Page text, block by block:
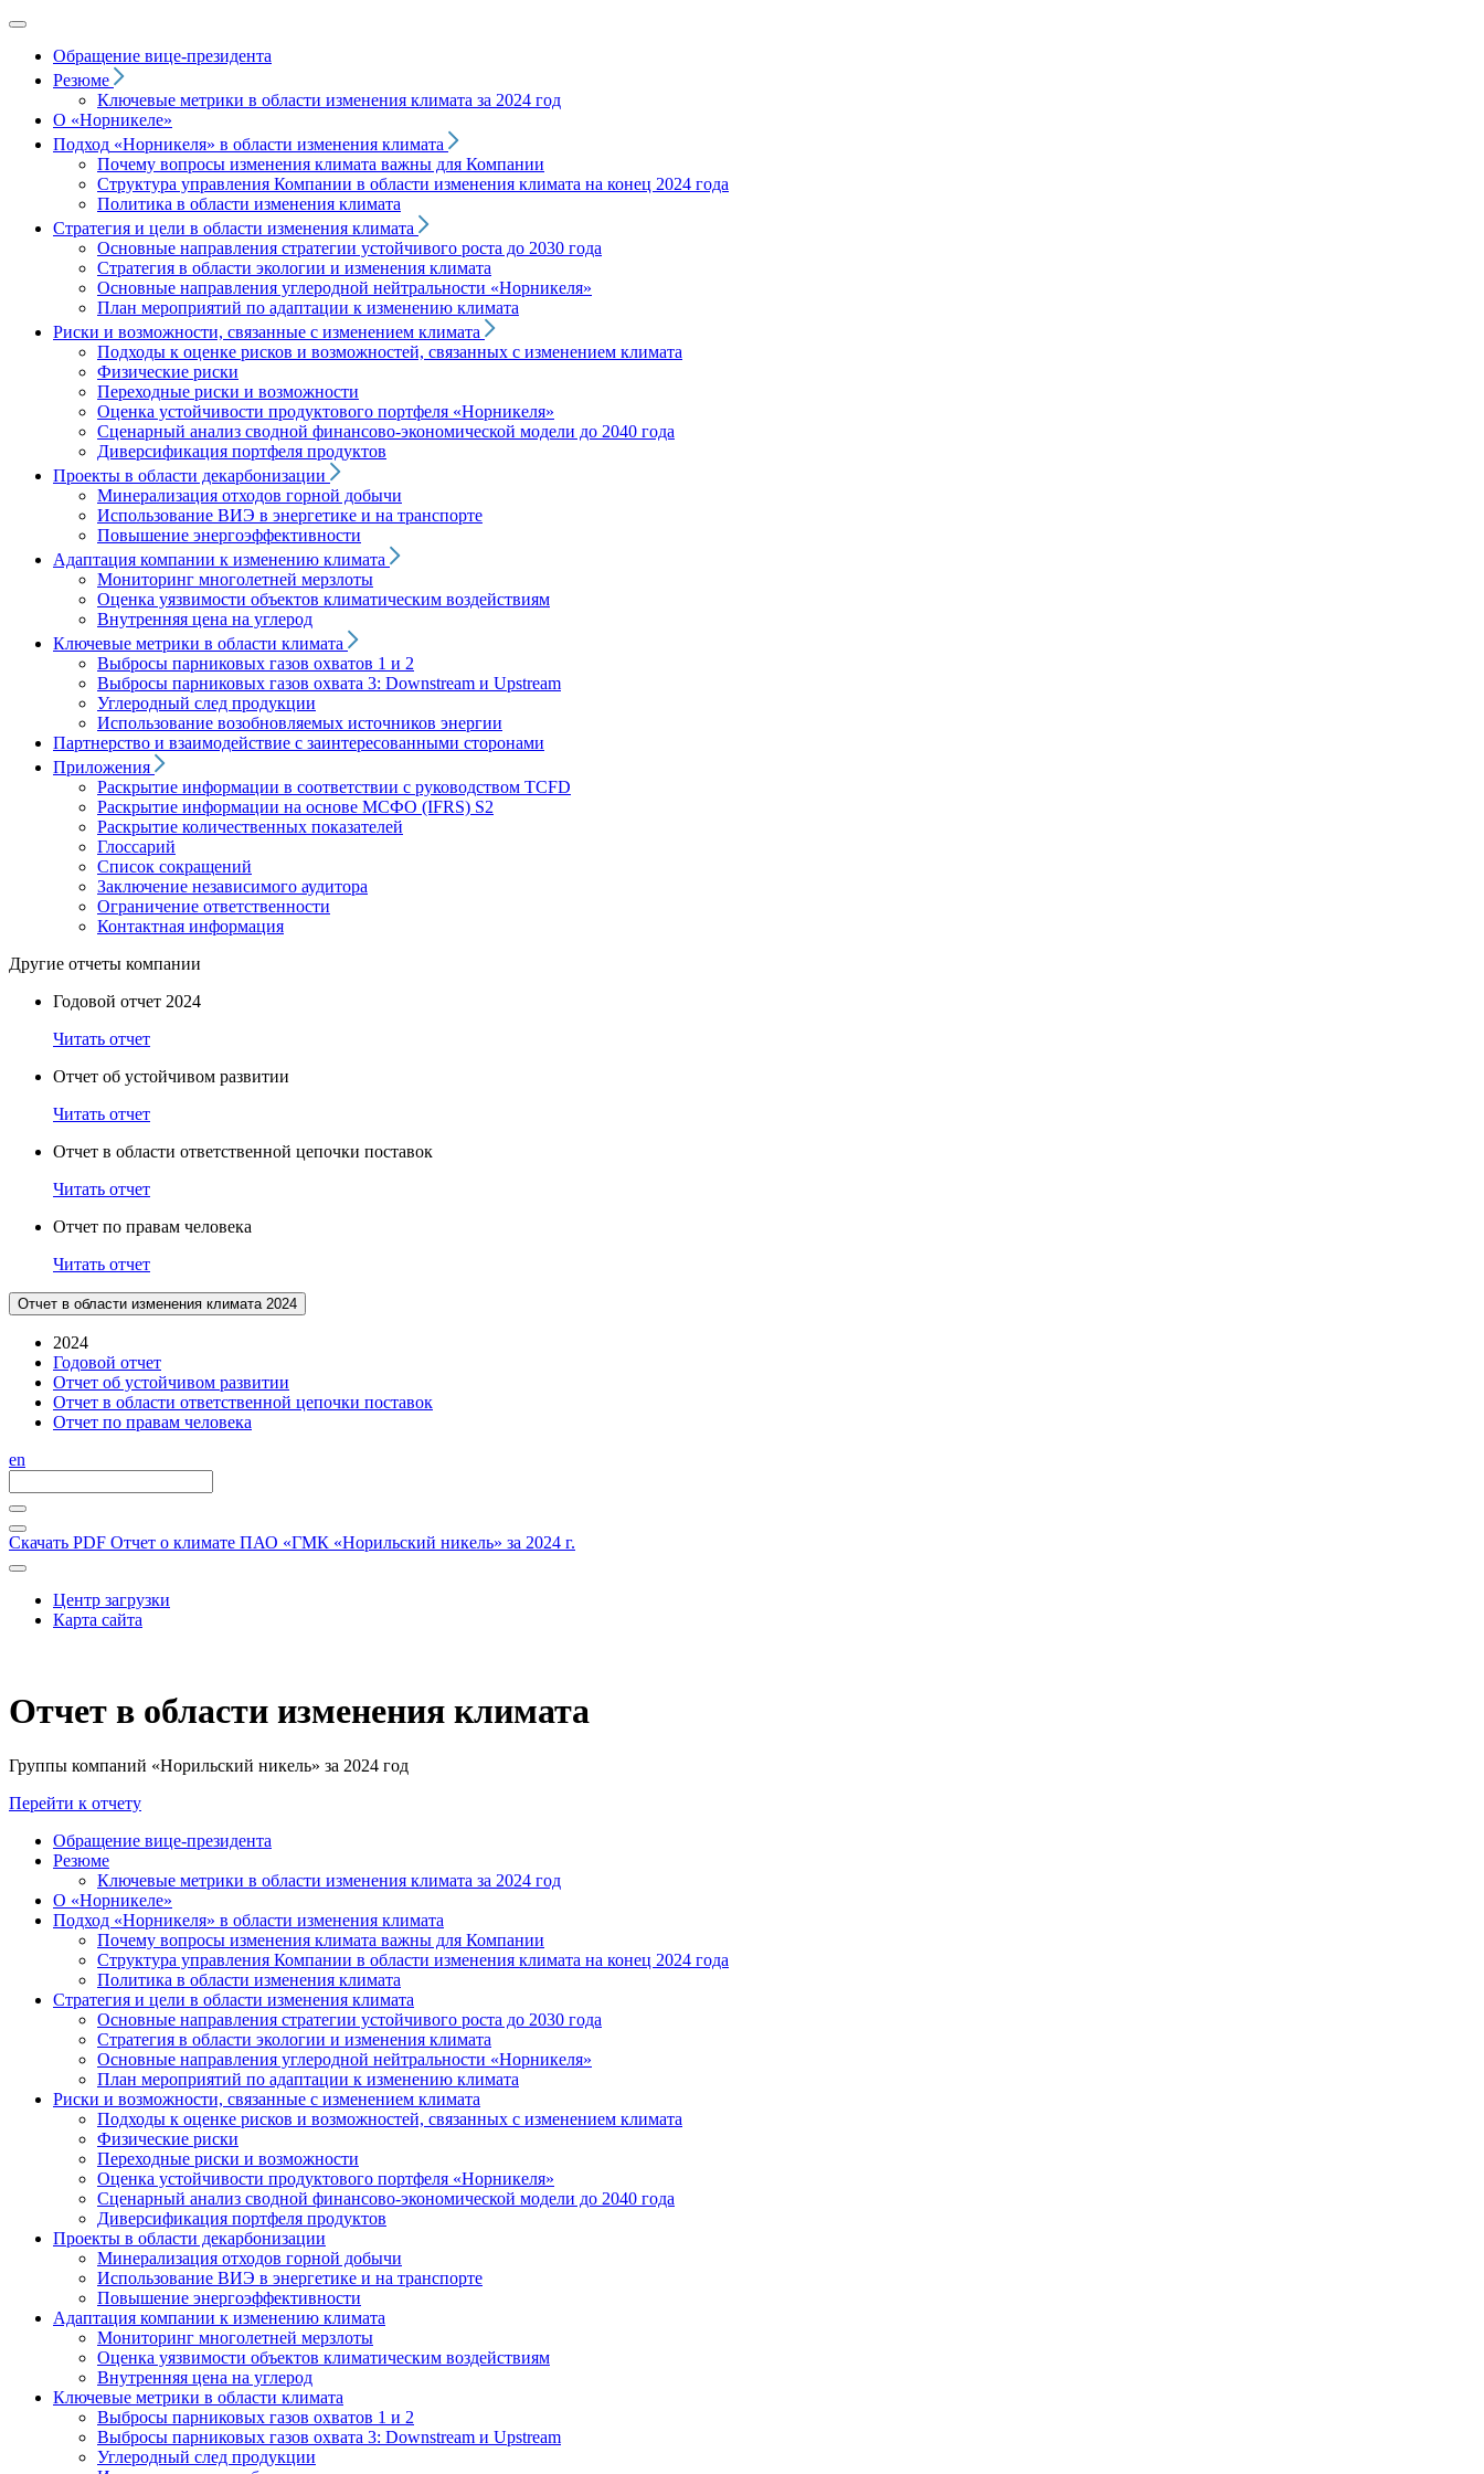
Обращение вице‑президента
Резюме
Ключевые метрики в области изменения климата за 2024 год
О «Норникеле»
Подход «Норникеля» в области изменения климата
Почему вопросы изменения климата важны для Компании
Структура управления Компании в области изменения климата на конец 2024 года
Политика в области изменения климата
Стратегия и цели в области изменения климата
Основные направления стратегии устойчивого роста до 2030 года
Стратегия в области экологии и изменения климата
Основные направления углеродной нейтральности «Норникеля»
План мероприятий по адаптации к изменению климата
Риски и возможности, связанные с изменением климата
Подходы к оценке рисков и возможностей, связанных с изменением климата
Физические риски
Переходные риски и возможности
Оценка устойчивости продуктового портфеля «Норникеля»
Сценарный анализ сводной финансово-экономической модели до 2040 года
Диверсификация портфеля продуктов
Проекты в области декарбонизации
Минерализация отходов горной добычи
Использование ВИЭ в энергетике и на транспорте
Повышение энергоэффективности
Адаптация компании к изменению климата
Мониторинг многолетней мерзлоты
Оценка уязвимости объектов климатическим воздействиям
Внутренняя цена на углерод
Ключевые метрики в области климата
Выбросы парниковых газов охватов 1 и 2
Выбросы парниковых газов охвата 3: Downstream и Upstream
Углеродный след продукции
Использование возобновляемых источников энергии
Партнерство и взаимодействие с заинтересованными сторонами
Приложения
Раскрытие информации в соответствии с руководством TCFD
Раскрытие информации на основе МСФО (IFRS) S2
Раскрытие количественных показателей
Глоссарий
Список сокращений
Заключение независимого аудитора
Ограничение ответственности
Контактная информация
Другие отчеты компании
Годовой отчет 2024
Читать отчет
Отчет об устойчивом развитии
Читать отчет
Отчет в области ответственной цепочки поставок
Читать отчет
Отчет по правам человека
Читать отчет
Отчет в области изменения климата 2024
2024
Годовой отчет
Отчет об устойчивом развитии
Отчет в области ответственной цепочки поставок
Отчет по правам человека
en
Скачать PDF Отчет о климате ПАО «ГМК «Норильский никель» за 2024 г.
Центр загрузки
Карта сайта
Отчет в области изменения климата
Группы компаний «Норильский никель» за 2024 год
Перейти к отчету
Обращение вице-президента
Резюме
Ключевые метрики в области изменения климата за 2024 год
О «Норникеле»
Подход «Норникеля» в области изменения климата
Почему вопросы изменения климата важны для Компании
Структура управления Компании в области изменения климата на конец 2024 года
Политика в области изменения климата
Стратегия и цели в области изменения климата
Основные направления стратегии устойчивого роста до 2030 года
Стратегия в области экологии и изменения климата
Основные направления углеродной нейтральности «Норникеля»
План мероприятий по адаптации к изменению климата
Риски и возможности, связанные с изменением климата
Подходы к оценке рисков и возможностей, связанных с изменением климата
Физические риски
Переходные риски и возможности
Оценка устойчивости продуктового портфеля «Норникеля»
Сценарный анализ сводной финансово-экономической модели до 2040 года
Диверсификация портфеля продуктов
Проекты в области декарбонизации
Минерализация отходов горной добычи
Использование ВИЭ в энергетике и на транспорте
Повышение энергоэффективности
Адаптация компании к изменению климата
Мониторинг многолетней мерзлоты
Оценка уязвимости объектов климатическим воздействиям
Внутренняя цена на углерод
Ключевые метрики в области климата
Выбросы парниковых газов охватов 1 и 2
Выбросы парниковых газов охвата 3: Downstream и Upstream
Углеродный след продукции